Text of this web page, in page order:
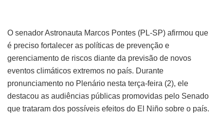
O senador Astronauta Marcos Pontes (PL-SP) afirmou que
é preciso fortalecer as políticas de prevenção e
gerenciamento de riscos diante da previsão de novos
eventos climáticos extremos no país. Durante
pronunciamento no Plenário nesta terça-feira (2), ele
destacou as audiências públicas promovidas pelo Senado
que trataram dos possíveis efeitos do El Niño sobre o país.